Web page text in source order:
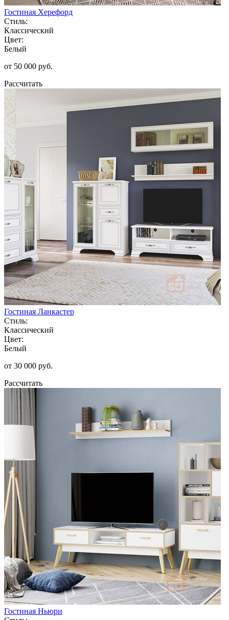
Гостиная Херефорд
Стиль:
Классический
Цвет:
Белый
от 50 000 руб.
Рассчитать
Гостиная Ланкастер
Стиль:
Классический
Цвет:
Белый
от 30 000 руб.
Рассчитать
Гостиная Ньюри